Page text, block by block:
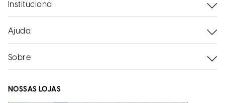
Institucional
Ajuda
Sobre
NOSSAS LOJAS